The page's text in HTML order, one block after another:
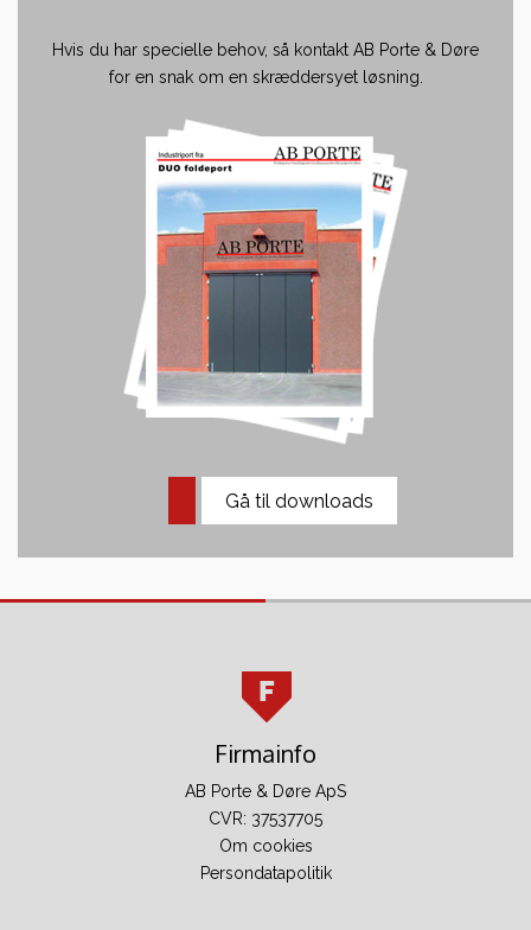
Hvis du har specielle behov, så kontakt AB Porte & Døre
for en snak om en skræddersyet løsning.
Gå til downloads
Firmainfo
AB Porte & Døre ApS
CVR: 37537705
Om cookies
Persondatapolitik